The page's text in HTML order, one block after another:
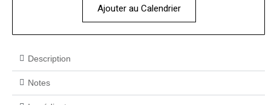
Ajouter au Calendrier
Description
Notes